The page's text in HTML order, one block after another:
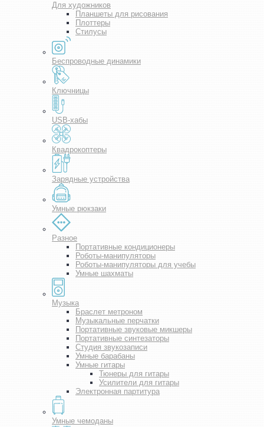
Для художников
Планшеты для рисования
Плоттеры
Стилусы
Беспроводные динамики
Ключницы
USB-хабы
Квадрокоптеры
Зарядные устройства
Умные рюкзаки
Разное
Портативные кондиционеры
Роботы-манипуляторы
Роботы-манипуляторы для учебы
Умные шахматы
Музыка
Браслет метроном
Музыкальные перчатки
Портативные звуковые микшеры
Портативные синтезаторы
Студия звукозаписи
Умные барабаны
Умные гитары
Тюнеры для гитары
Усилители для гитары
Электронная партитура
Умные чемоданы